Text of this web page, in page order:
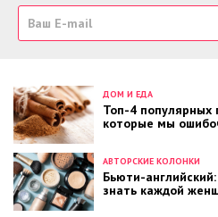
ДОМ И ЕДА
Топ-4 популярных
которые мы
АВТОРСКИЕ КОЛОНКИ
Бьюти-
знать каждой